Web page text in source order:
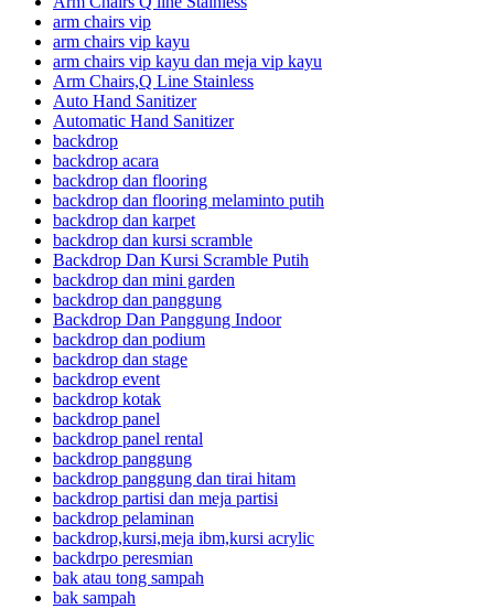
arm chairs vip
arm chairs vip kayu
arm chairs vip kayu dan meja vip kayu
Arm Chairs,Q Line Stainless
Auto Hand Sanitizer
Automatic Hand Sanitizer
backdrop
backdrop acara
backdrop dan flooring
backdrop dan flooring melaminto putih
backdrop dan karpet
backdrop dan kursi scramble
Backdrop Dan Kursi Scramble Putih
backdrop dan mini garden
backdrop dan panggung
Backdrop Dan Panggung Indoor
backdrop dan podium
backdrop dan stage
backdrop event
backdrop kotak
backdrop panel
backdrop panel rental
backdrop panggung
backdrop panggung dan tirai hitam
backdrop partisi dan meja partisi
backdrop pelaminan
backdrop,kursi,meja ibm,kursi acrylic
backdrpo peresmian
bak atau tong sampah
bak sampah